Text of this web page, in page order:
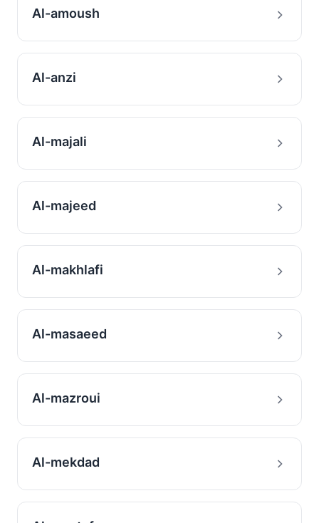
Al-amoush
Al-anzi
Al-majali
Al-majeed
Al-makhlafi
Al-masaeed
Al-mazroui
Al-mekdad